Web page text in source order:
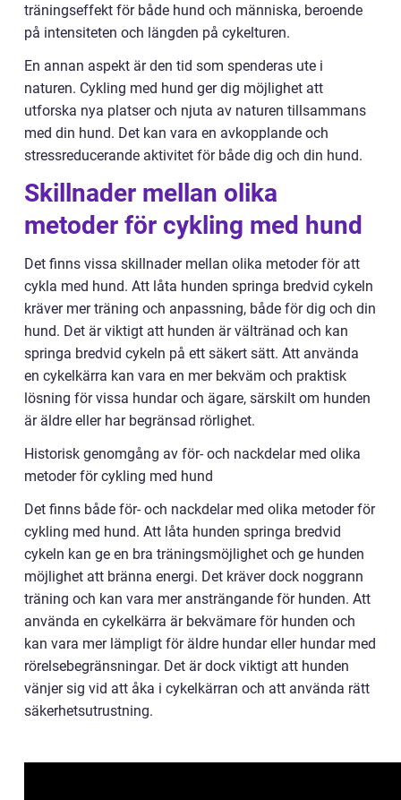
träningseffekt för både hund och människa, beroende
på intensiteten och längden på cykelturen.
En annan aspekt är den tid som spenderas ute i
naturen. Cykling med hund ger dig möjlighet att
utforska nya platser och njuta av naturen tillsammans
med din hund. Det kan vara en avkopplande och
stressreducerande aktivitet för både dig och din hund.
Skillnader mellan olika
metoder för cykling med hund
Det finns vissa skillnader mellan olika metoder för att
cykla med hund. Att låta hunden springa bredvid cykeln
kräver mer träning och anpassning, både för dig och din
hund. Det är viktigt att hunden är vältränad och kan
springa bredvid cykeln på ett säkert sätt. Att använda
en cykelkärra kan vara en mer bekväm och praktisk
lösning för vissa hundar och ägare, särskilt om hunden
är äldre eller har begränsad rörlighet.
Historisk genomgång av för- och nackdelar med olika
metoder för cykling med hund
Det finns både för- och nackdelar med olika metoder för
cykling med hund. Att låta hunden springa bredvid
cykeln kan ge en bra träningsmöjlighet och ge hunden
möjlighet att bränna energi. Det kräver dock noggrann
träning och kan vara mer ansträngande för hunden. Att
använda en cykelkärra är bekvämare för hunden och
kan vara mer lämpligt för äldre hundar eller hundar med
rörelsebegränsningar. Det är dock viktigt att hunden
vänjer sig vid att åka i cykelkärran och att använda rätt
säkerhetsutrustning.